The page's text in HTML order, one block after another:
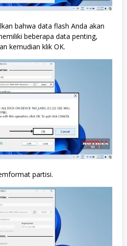
bahwa data flash Anda akan
beberapa data penting,
kemudian klik OK.
partisi.